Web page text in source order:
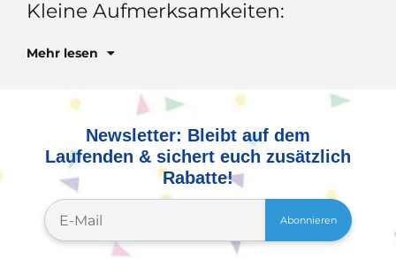
Mehr lesen
Newsletter: Bleibt auf dem
Laufenden & sichert euch zusätzlich
Rabatte!
Abonnieren